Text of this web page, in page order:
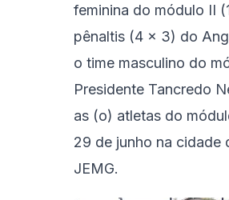
feminina do módulo II
pênaltis (4 x 3) do
o time masculino do
Presidente Tancredo
as (o) atletas do
29 de junho na cidade
JEMG.